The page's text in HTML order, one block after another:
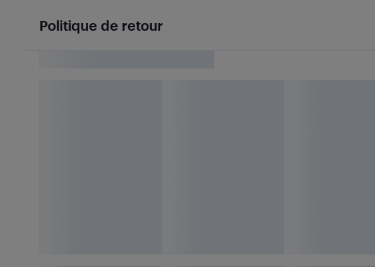
Politique de retour